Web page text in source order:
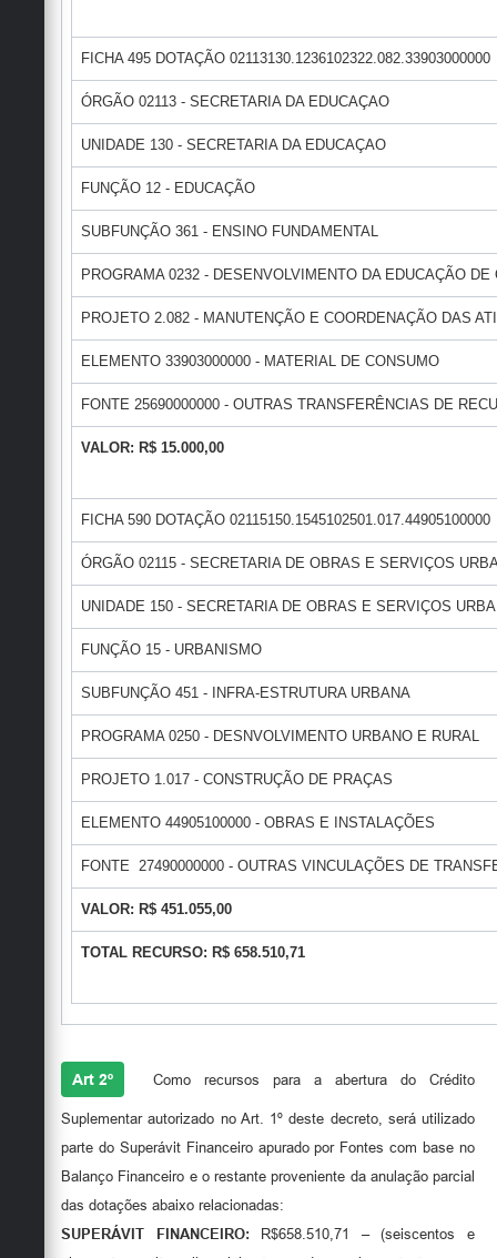
FICHA 495 DOTAÇÃO 02113130.1236102322.082.33903000000
ÓRGÃO 02113 - SECRETARIA DA EDUCAÇAO
UNIDADE 130 - SECRETARIA DA EDUCAÇAO
FUNÇÃO 12 - EDUCAÇÃO
SUBFUNÇÃO 361 - ENSINO FUNDAMENTAL
PROGRAMA 0232 - DESENVOLVIMENTO DA EDUCAÇÃO DE
PROJETO 2.082 - MANUTENÇÃO E COORDENAÇÃO DAS
ELEMENTO 33903000000 - MATERIAL DE CONSUMO
FONTE 25690000000 - OUTRAS TRANSFERÊNCIAS DE
VALOR: R$ 15.000,00
FICHA 590 DOTAÇÃO 02115150.1545102501.017.44905100000
ÓRGÃO 02115 - SECRETARIA DE OBRAS E SERVIÇOS
UNIDADE 150 - SECRETARIA DE OBRAS E SERVIÇOS
FUNÇÃO 15 - URBANISMO
SUBFUNÇÃO 451 - INFRA-ESTRUTURA URBANA
PROGRAMA 0250 - DESNVOLVIMENTO URBANO E RURAL
PROJETO 1.017 - CONSTRUÇÃO DE PRAÇAS
ELEMENTO 44905100000 - OBRAS E INSTALAÇÕES
FONTE 27490000000 - OUTRAS VINCULAÇÕES DE
VALOR: R$ 451.055,00
TOTAL RECURSO: R$ 658.510,71
Art 2º Como recursos para a abertura do Crédito
Suplementar autorizado no Art. 1º deste decreto, será utilizado
parte do Superávit Financeiro apurado por Fontes com base no
Balanço Financeiro e o restante proveniente da anulação parcial
das dotações abaixo relacionadas:
SUPERÁVIT FINANCEIRO: R$658.510,71 – (seiscentos e